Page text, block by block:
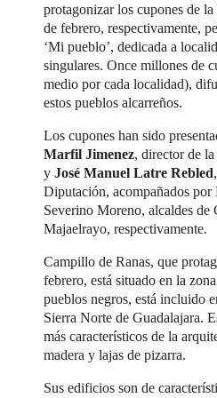
protagonizar los cupones de
de febrero, respectivamente,
‘Mi pueblo’, dedicada a
singulares. Once millones de
medio por cada localidad),
estos pueblos alcarreños.
Los cupones han sido
Marfil Jimenez, director de
yJosé Manuel Latre Rebled
Diputación, acompañados
Severino Moreno, alcaldes de
Majaelrayo, respectivamente.
Campillo de Ranas, que
febrero, está situado en la
pueblos negros, está incluido
Sierra Norte de Guadalajara.
más característicos de la
madera y lajas de pizarra.
Sus edificios son de